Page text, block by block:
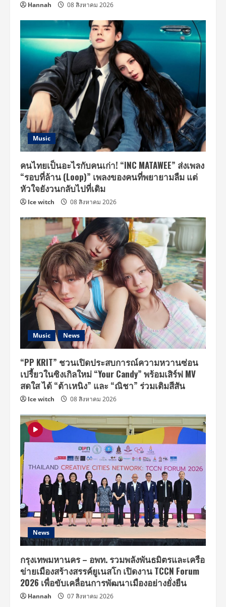
หลัง
จอง
บัตร
5-
7
มิถุนายน
นี้
!
Hannah 08 สิงหาคม 2026
Music
คนไทยเป็นอะไรกับคนเก่า! “INC MATAWEE” ส่งเพลง
“รอบที่ล้าน (Loop)” เพลงของคนที่พยายามลืม แต่
หัวใจยังวนกลับไปที่เดิม
Ice witch 08 สิงหาคม 2026
Music News
“PP KRIT” ชวนเปิดประสบการณ์ความหวานซ่อน
เปรี้ยวในซิงเกิลใหม่ “Your Candy” พร้อมเสิร์ฟ MV
สดใส ได้ “ต้าเหนิง” และ “ณิชา” ร่วมเติมสีสัน
Ice witch 08 สิงหาคม 2026
News
กรุงเทพมหานคร – อพท. รวมพลังพันธมิตรและเครือ
ข่ายเมืองสร้างสรรค์ยูเนสโก เปิดงาน TCCN Forum
2026 เพื่อขับเคลื่อนการพัฒนาเมืองอย่างยั่งยืน
Hannah 07 สิงหาคม 2026